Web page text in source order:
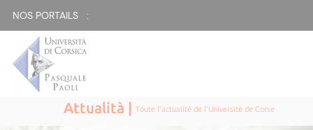
NOS PORTAILS :
Attualità |Toute l'actualité de l'Université de Corse